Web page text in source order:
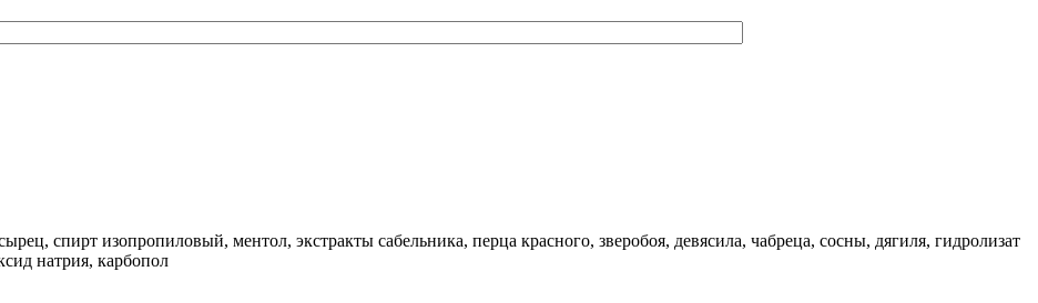
спирт изопропиловый, ментол, экстракты сабельника, перца красного, зверобоя, девясила, чабреца, сосны, дягиля, гидролизат
натрия, карбопол